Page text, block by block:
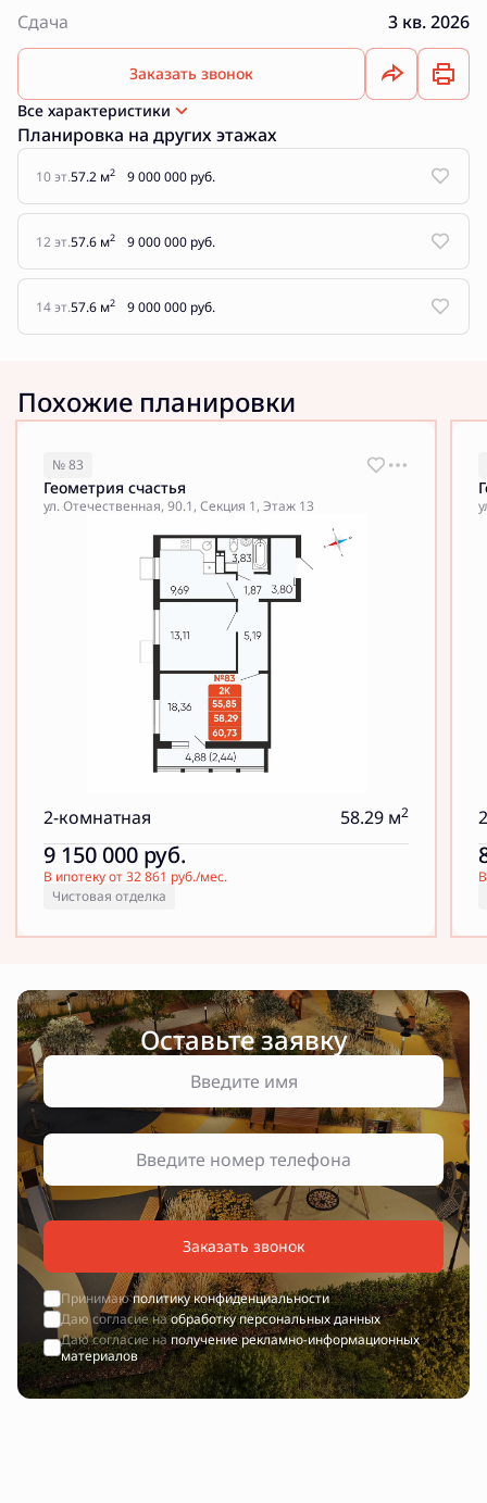
Сдача 3 кв. 2026
Заказать звонок
Все характеристики
Планировка на других этажах
10 эт.57.2 м2 9 000 000 руб.
12 эт.57.6 м2 9 000 000 руб.
14 эт.57.6 м2 9 000 000 руб.
Похожие планировки
№ 83
Геометрия счастья
ул. Отечественная, 90.1, Секция 1, Этаж 13
2-комнатная 58.29 м2
9 150 000 руб.
В ипотеку от 32 861 руб./мес.
Чистовая отделка
Оставьте заявку
Заказать звонок
Принимаюполитику конфиденциальности
Даю согласие наобработку персональных данных
Даю согласие наполучение рекламно-информационных
материалов